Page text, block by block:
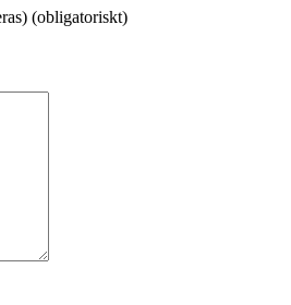
(obligatoriskt)